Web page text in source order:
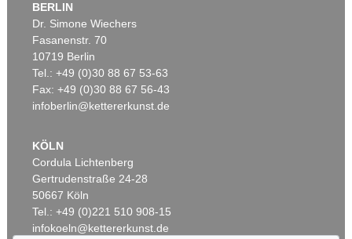
Auktion 540 - Lot 51
ERNST WILHELM NAY
Motion , 1962
Ergebnis:€ 1.621.000
BERLIN
Dr. Simone Wiechers
Fasanenstr. 70
10719 Berlin
Tel.: +49 (0)30 88 67 53-63
Fax: +49 (0)30 88 67 56-43
infoberlin@kettererkunst.de
KÖLN
Cordula Lichtenberg
Gertrudenstraße 24-28
50667 Köln
Tel.: +49 (0)221 510 908-15
infokoeln@kettererkunst.de